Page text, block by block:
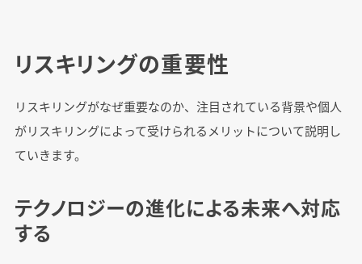
リスキリングの重要性
リスキリングがなぜ重要なのか、注目されている背景や個人
がリスキリングによって受けられるメリットについて説明し
ていきます。
テクノロジーの進化による未来へ対応
する